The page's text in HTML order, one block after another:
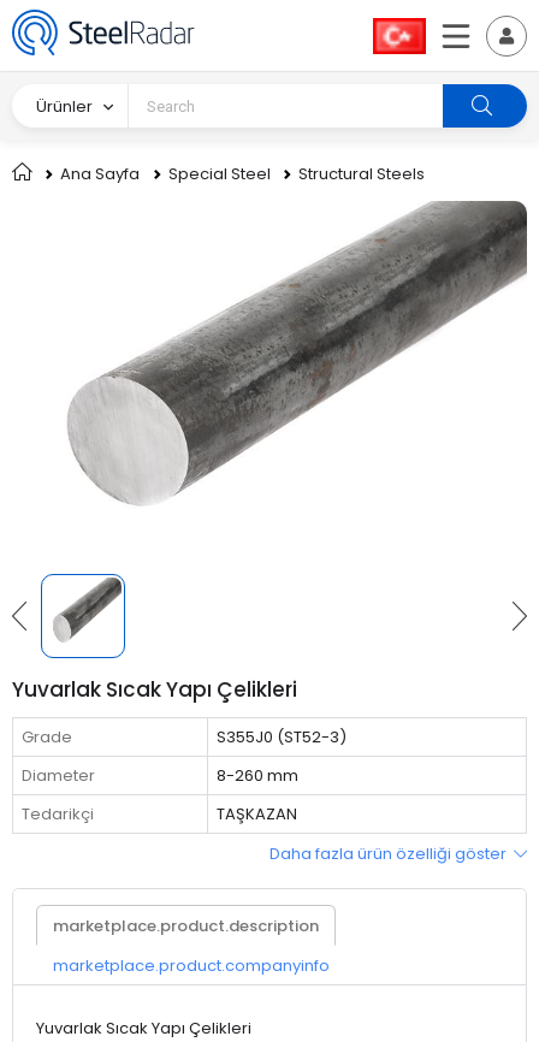
Ürünler
Ana Sayfa Special Steel Structural Steels
Yuvarlak Sıcak Yapı Çelikleri
Grade
S355J0 (ST52-3)
Diameter
8-260 mm
Tedarikçi
TAŞKAZAN
Daha fazla ürün özelliği göster
marketplace.product.description
marketplace.product.companyinfo
Yuvarlak Sıcak Yapı Çelikleri